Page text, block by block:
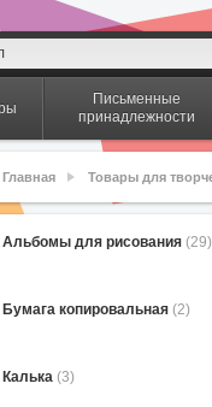
Письменные
принадлежности
Главная Товары для
Альбомы для рисования (29)
Бумага копировальная (2)
Калька (3)